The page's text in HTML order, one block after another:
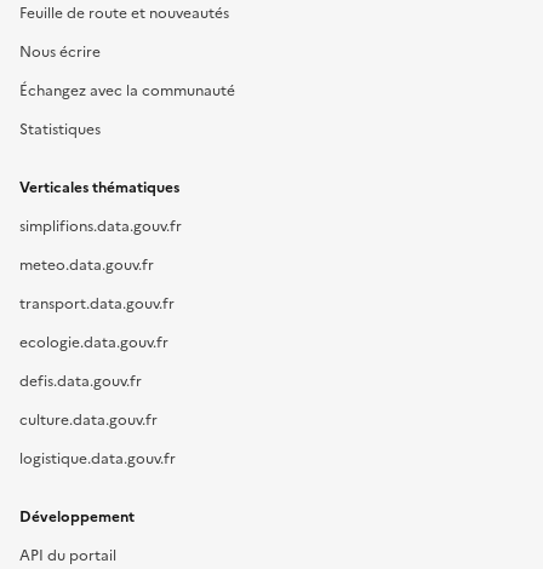
Feuille de route et nouveautés
Nous écrire
Échangez avec la communauté
Statistiques
Verticales thématiques
simplifions.data.gouv.fr
meteo.data.gouv.fr
transport.data.gouv.fr
ecologie.data.gouv.fr
defis.data.gouv.fr
culture.data.gouv.fr
logistique.data.gouv.fr
Développement
API du portail